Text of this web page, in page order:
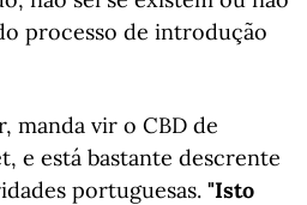
processo de introdução
manda vir o CBD de
e está bastante descrente
portuguesas. "Isto